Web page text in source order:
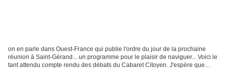
on en parle dans Ouest-France qui publie l'ordre du jour de la prochaine
réunion à Saint-Gérand... un programme pour le plaisir de naviguer... Voici le
tant attendu compte rendu des débats du Cabaret Citoyen. J'espère que